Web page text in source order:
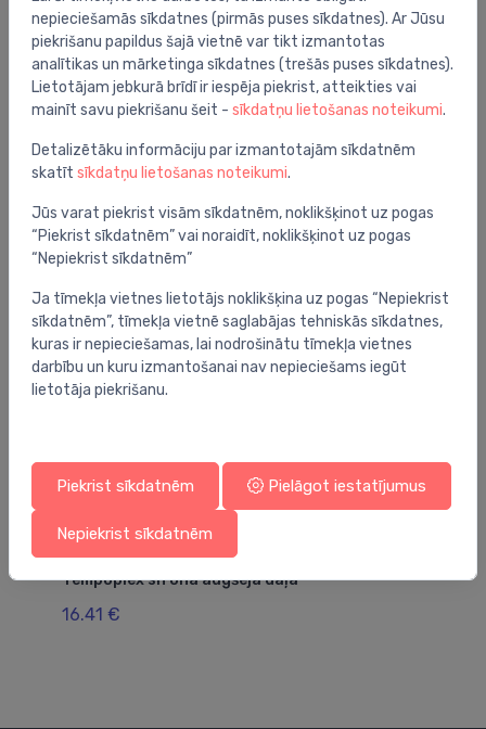
Preces apraksts
sifona pārplūdes stiprinājuma flancis Multiplex (vecā
versija), Simplex
Jums varētu arī interesēt
Sifonu piederumi
Tempoplex sifona augšējā daļa
16.41 €
nepieciešamās sīkdatnes (pirmās puses sīkdatnes). Ar Jūsu
piekrišanu papildus šajā vietnē var tikt izmantotas
analītikas un mārketinga sīkdatnes (trešās puses sīkdatnes).
Lietotājam jebkurā brīdī ir iespēja piekrist, atteikties vai
mainīt savu piekrišanu šeit - sīkdatņu lietošanas noteikumi.
Detalizētāku informāciju par izmantotajām sīkdatnēm
skatīt sīkdatņu lietošanas noteikumi.
Jūs varat piekrist visām sīkdatnēm, noklikšķinot uz pogas
“Piekrist sīkdatnēm” vai noraidīt, noklikšķinot uz pogas
“Nepiekrist sīkdatnēm”
Ja tīmekļa vietnes lietotājs noklikšķina uz pogas “Nepiekrist
sīkdatnēm”, tīmekļa vietnē saglabājas tehniskās sīkdatnes,
kuras ir nepieciešamas, lai nodrošinātu tīmekļa vietnes
darbību un kuru izmantošanai nav nepieciešams iegūt
lietotāja piekrišanu.
Piekrist sīkdatnēm Pielāgot iestatījumus
Nepiekrist sīkdatnēm